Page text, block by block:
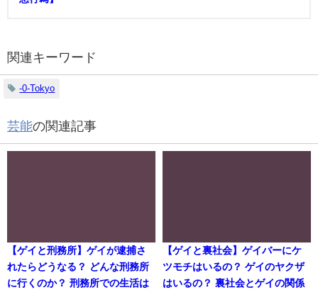
関連キーワード
-0-Tokyo
芸能の関連記事
【ゲイと刑務所】ゲイが逮捕さ
れたらどうなる？ どんな刑務所
に行くのか？ 刑務所での生活は
【ゲイと裏社会】ゲイバーにケ
ツモチはいるの？ ゲイのヤクザ
はいるの？ 裏社会とゲイの関係